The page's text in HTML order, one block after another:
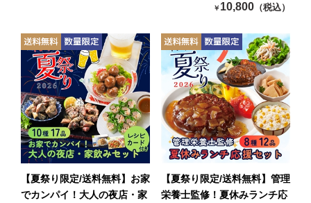
￥ 10,800 （税込）
【夏祭り限定/送料無料】お家
でカンパイ！大人の夜店・家
【夏祭り限定/送料無料】管理
栄養士監修！夏休みランチ応